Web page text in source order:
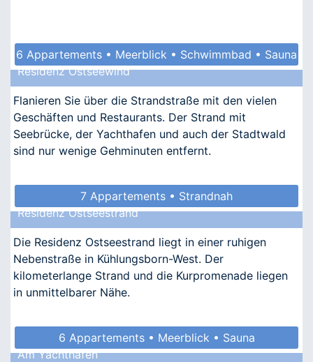
6 Appartements • Meerblick • Schwimmbad • Sauna
• Kindgerecht
Residenz Ostseewind
Flanieren Sie über die Strandstraße mit den vielen
Geschäften und Restaurants. Der Strand mit
Seebrücke, der Yachthafen und auch der Stadtwald
sind nur wenige Gehminuten entfernt.
7 Appartements • Strandnah
Residenz Ostseestrand
Die Residenz Ostseestrand liegt in einer ruhigen
Nebenstraße in Kühlungsborn-West. Der
kilometerlange Strand und die Kurpromenade liegen
in unmittelbarer Nähe.
6 Appartements • Meerblick • Sauna
Am Yachthafen